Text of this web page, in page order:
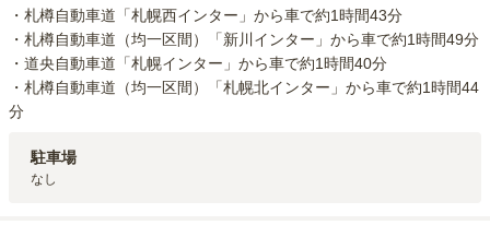
・札樽自動車道「札幌西インター」から車で約1時間43分
・札樽自動車道（均一区間）「新川インター」から車で約1時間49分
・道央自動車道「札幌インター」から車で約1時間40分
・札樽自動車道（均一区間）「札幌北インター」から車で約1時間44
分
駐車場
なし